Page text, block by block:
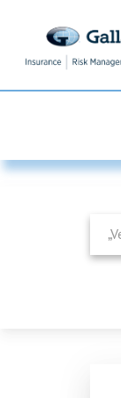
Job Search Page